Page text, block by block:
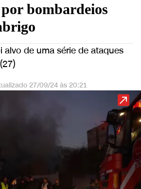
por bombardeios
alvo de uma série de ataques
27/09/24 às 20:21